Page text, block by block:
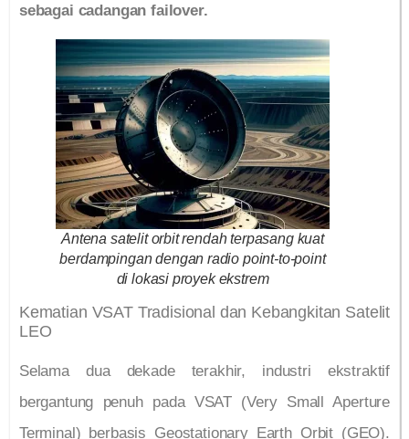
sebagai cadangan failover.
Antena satelit orbit rendah terpasang kuat
berdampingan dengan radio point-to-point
di lokasi proyek ekstrem
Kematian VSAT Tradisional dan Kebangkitan Satelit
LEO
Selama dua dekade terakhir, industri ekstraktif
bergantung penuh pada VSAT (Very Small Aperture
Terminal) berbasis Geostationary Earth Orbit (GEO).